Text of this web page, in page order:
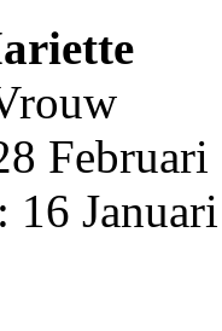
16